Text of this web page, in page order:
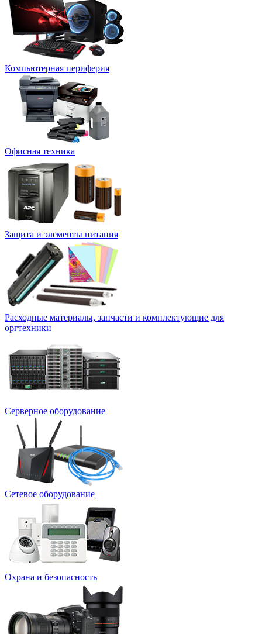
Компьютерная периферия
Офисная техника
Защита и элементы питания
Расходные материалы, запчасти и комплектующие для
оргтехники
Серверное оборудование
Сетевое оборудование
Охрана и безопасность